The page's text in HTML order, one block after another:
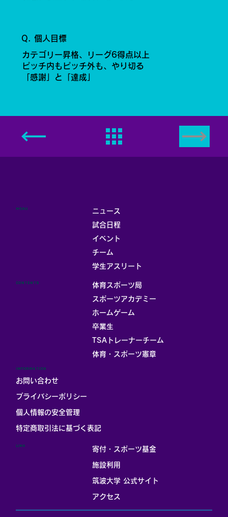
カテゴリー昇格、リーグ6得点以上
ピッチ内もピッチ外も、やり切る
「感謝」と「達成」
Q. 個人目標
ニュース
試合日程
イベント
チーム
学生アスリート
MENU
体育スポーツ局
スポーツアカデミー
ホームゲーム
卒業生
TSAトレーナーチーム
体育・スポーツ憲章
CONTENTS
寄付・スポーツ基金
施設利用
筑波大学 公式サイト
アクセス
LINK
INFORMATION
お問い合わせ
プライバシーポリシー
個人情報の安全管理
​特定商取引法に基づく表記